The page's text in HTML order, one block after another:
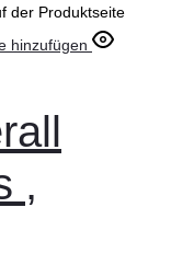
der Produktseite
hinzufügen
,